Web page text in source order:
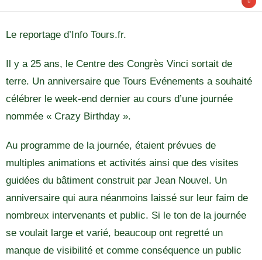
Le reportage d’Info Tours.fr.
Il y a 25 ans, le Centre des Congrès Vinci sortait de
terre. Un anniversaire que Tours Evénements a souhaité
célébrer le week-end dernier au cours d’une journée
nommée « Crazy Birthday ».
Au programme de la journée, étaient prévues de
multiples animations et activités ainsi que des visites
guidées du bâtiment construit par Jean Nouvel. Un
anniversaire qui aura néanmoins laissé sur leur faim de
nombreux intervenants et public. Si le ton de la journée
se voulait large et varié, beaucoup ont regretté un
manque de visibilité et comme conséquence un public